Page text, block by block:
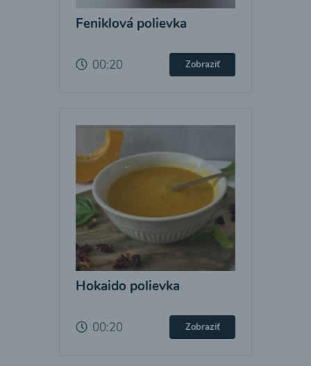
Feniklová polievka
00:20 Zobraziť
Hokaido polievka
00:20 Zobraziť